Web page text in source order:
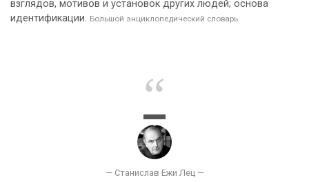
взглядов, мотивов и установок других людей; основа
идентификации. Большой энциклопедический словарь